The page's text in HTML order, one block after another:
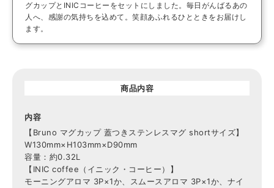
グカップとINICコーヒーをセットにしました。毎日がんばるあの
人へ、感謝の気持ちを込めて。笑顔あふれるひとときをお届けし
ます。
商品内容
内容
【Bruno マグカップ 蓋つきステンレスマグ shortサイズ】
W130mm×H103mm×D90mm
容量：約0.32L
【INIC coffee（イニック・コーヒー）】
モーニングアロマ 3P×1か、スムースアロマ 3P×1か、ナイ